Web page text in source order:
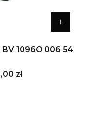
1096O 006 54
zł